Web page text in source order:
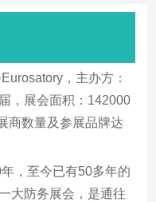
，主办方：
，展会面积：142000
商数量及参展品牌达
，至今已有50多年的
大防务展会，是通往